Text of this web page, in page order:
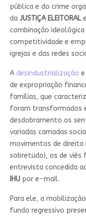
pública e do crime
da JUSTIÇA ELEITORAL
combinação
competitividade e
igrejas e das redes
A desindustrialização
de expropriação
famílias, que
foram transformados
desdobramento os
variadas camadas
movimentos de
sobretudo), os de viés
entrevista concedida
IHUpor e-mail.
Para ele, a
fundo regressivo